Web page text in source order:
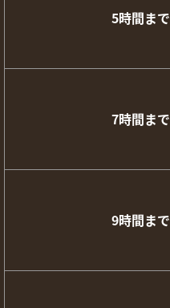
5時間まで
7時間まで
9時間まで